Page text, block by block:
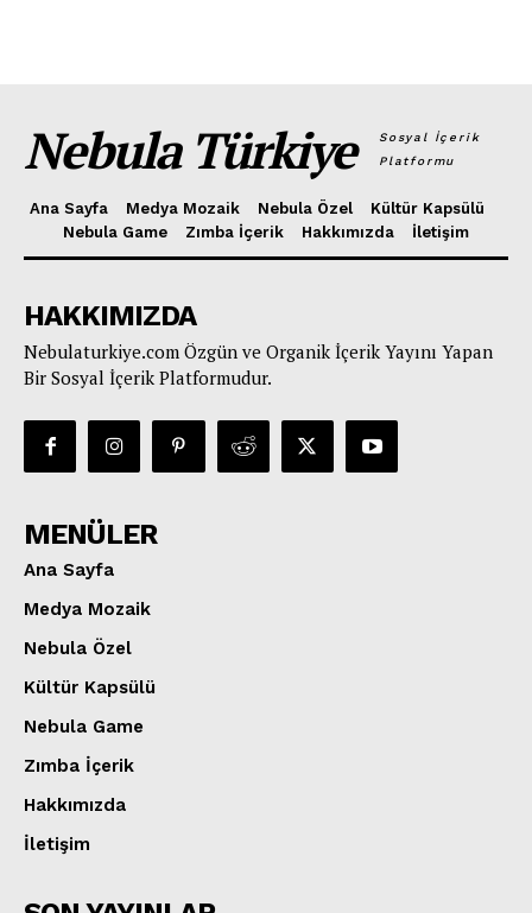
Nebula Türkiye
Sosyal İçerik
Platformu
Ana Sayfa Medya Mozaik Nebula Özel
Kültür Kapsülü
Nebula Game
Zımba İçerik Hakkımızda İletişim
HAKKIMIZDA
Nebulaturkiye.com Özgün ve Organik İçerik Yayını Yapan
Bir Sosyal İçerik Platformudur.
MENÜLER
Ana Sayfa
Medya Mozaik
Nebula Özel
Kültür Kapsülü
Nebula Game
Zımba İçerik
Hakkımızda
İletişim